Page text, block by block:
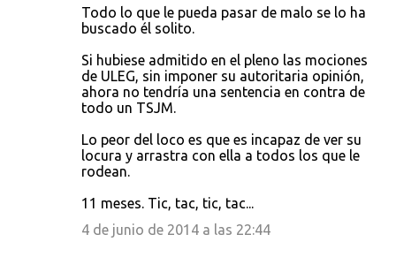
Todo lo que le pueda pasar de malo se lo ha
buscado él solito.
Si hubiese admitido en el pleno las mociones
de ULEG, sin imponer su autoritaria opinión,
ahora no tendría una sentencia en contra de
todo un TSJM.
Lo peor del loco es que es incapaz de ver su
locura y arrastra con ella a todos los que le
rodean.
11 meses. Tic, tac, tic, tac...
4 de junio de 2014 a las 22:44